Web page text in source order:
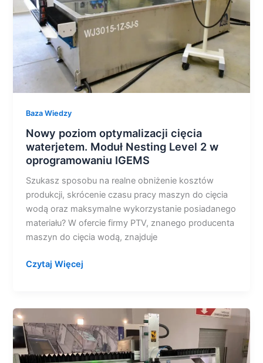
Baza Wiedzy
Nowy poziom optymalizacji cięcia
waterjetem. Moduł Nesting Level 2 w
oprogramowaniu IGEMS
Szukasz sposobu na realne obniżenie kosztów
produkcji, skrócenie czasu pracy maszyn do cięcia
wodą oraz maksymalne wykorzystanie posiadanego
materiału? W ofercie firmy PTV, znanego producenta
maszyn do cięcia wodą, znajduje
Nesting
Level
oprogramowaniu
IGEMS
Czytaj Więcej
w
nowym
wymiarze.